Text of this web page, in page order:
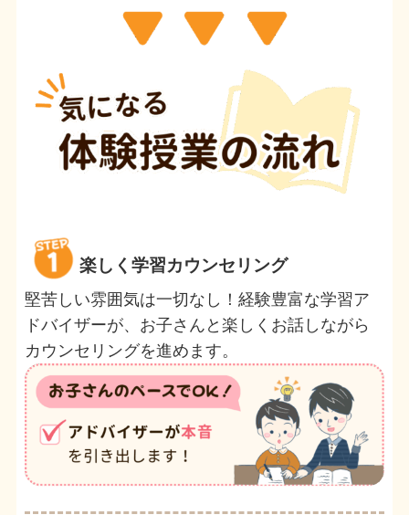
楽しく学習カウンセリング
堅苦しい雰囲気は一切なし！経験豊富な学習ア
ドバイザーが、お子さんと楽しくお話しながら
カウンセリングを進めます。